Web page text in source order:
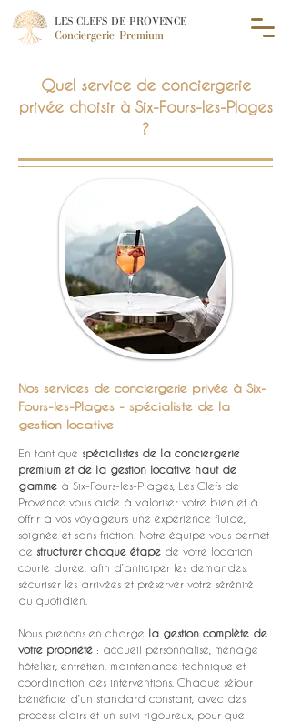
LES CLEFS DE PROVENCE
Conciergerie Premium
Quel service de conciergerie
privée choisir à Six-Fours-les-Plages
?
Nos services de conciergerie privée à Six-
Fours-les-Plages - spécialiste de la
gestion locative
En tant que spécialistes de la conciergerie
premium et de la gestion locative haut de
gamme à Six-Fours-les-Plages, Les Clefs de
Provence vous aide à valoriser votre bien et à
offrir à vos voyageurs une expérience fluide,
soignée et sans friction. Notre équipe vous permet
de structurer chaque étape de votre location
courte durée, afin d’anticiper les demandes,
sécuriser les arrivées et préserver votre sérénité
au quotidien.
Nous prenons en charge la gestion complète de
votre propriété : accueil personnalisé, ménage
hôtelier, entretien, maintenance technique et
coordination des interventions. Chaque séjour
bénéficie d’un standard constant, avec des
process clairs et un suivi rigoureux, pour que